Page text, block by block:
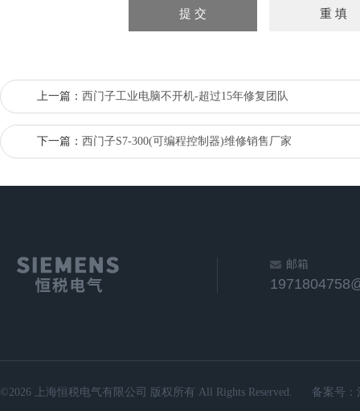
上一篇： 西门子工业电脑不开机-超过15年修复团队
下一篇： 西门子S7-300(可编程控制器)维修销售厂家
邮箱
©2026 上海恒税电气有限公司 版权所有 All Rights Reserved. 备案号：